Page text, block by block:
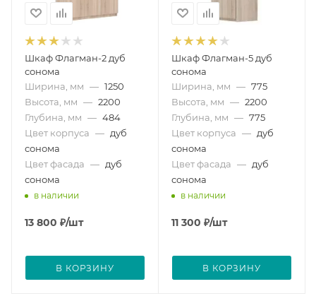
Шкаф Флагман-2 дуб
сонома
Ширина, мм — 1250
Высота, мм — 2200
Глубина, мм — 484
Цвет корпуса — дуб
сонома
Цвет фасада — дуб
сонома
в наличии
13 800 ₽/шт
В КОРЗИНУ
Шкаф Флагман-5 дуб
сонома
Ширина, мм — 775
Высота, мм — 2200
Глубина, мм — 775
Цвет корпуса — дуб
сонома
Цвет фасада — дуб
сонома
в наличии
11 300 ₽/шт
В КОРЗИНУ